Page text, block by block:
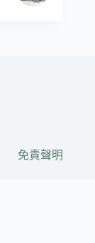
免責聲明